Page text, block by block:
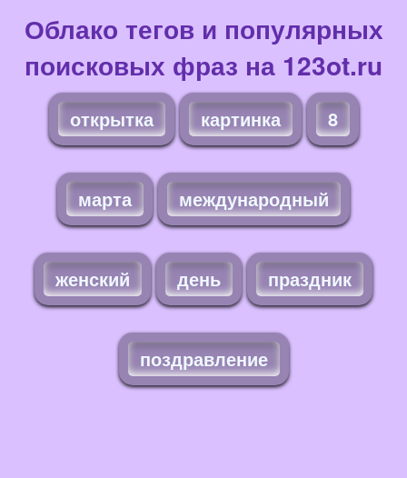
Облако тегов и популярных
поисковых фраз на 123ot.ru
открытка картинка 8
марта международный
женский день праздник
поздравление